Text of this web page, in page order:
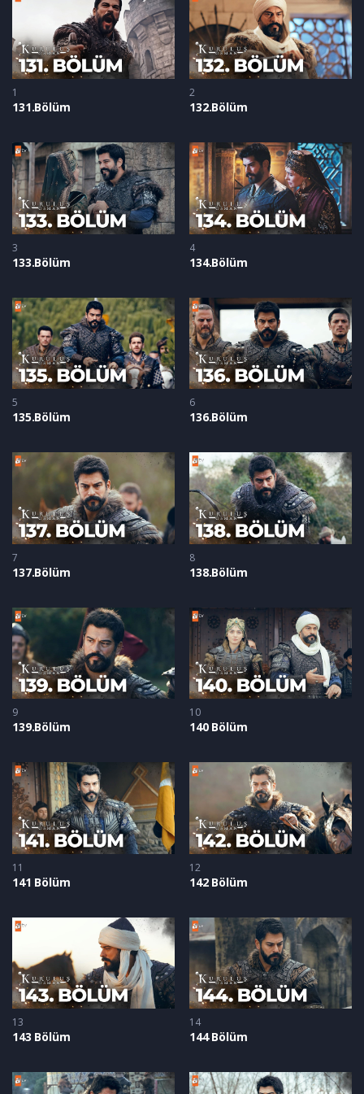
1
131.Bölüm
2
132.Bölüm
3
133.Bölüm
4
134.Bölüm
5
135.Bölüm
6
136.Bölüm
7
137.Bölüm
8
138.Bölüm
9
139.Bölüm
10
140 Bölüm
11
141 Bölüm
12
142 Bölüm
13
143 Bölüm
14
144 Bölüm